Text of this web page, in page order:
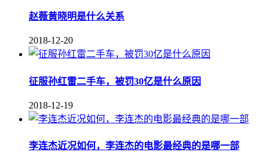
赵薇黄晓明是什么关系
2018-12-20
征服孙红雷二手车，被罚30亿是什么原因
2018-12-19
李连杰近况如何，李连杰的电影最经典的是哪一部